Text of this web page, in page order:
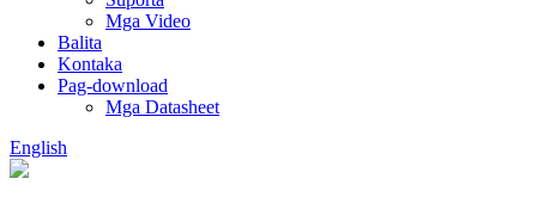
Mga Video
Balita
Kontaka
Pag-download
Mga Datasheet
English